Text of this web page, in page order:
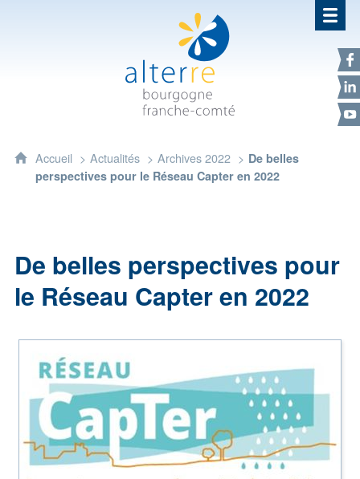
Alterre Bourgogne Franche-
Accueil Actualités Archives 2022
De belles
perspectives pour le Réseau Capter en 2022
De belles perspectives pour
le Réseau Capter en 2022